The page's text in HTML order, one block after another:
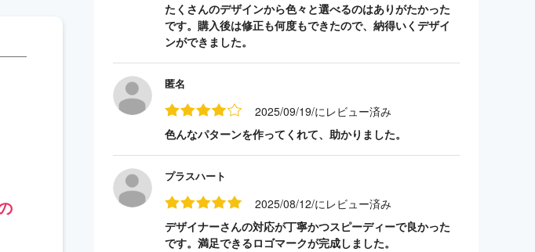
たくさんのデザインから色々と選べるのはありがたかった
です。購入後は修正も何度もできたので、納得いくデザイ
ンができました。
匿名
2025/09/19/にレビュー済み
色んなパターンを作ってくれて、助かりました。
プラスハート
2025/08/12/にレビュー済み
デザイナーさんの対応が丁寧かつスピーディーで良かった
です。満足できるロゴマークが完成しました。